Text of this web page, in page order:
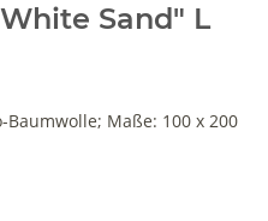
Sand" L
Baumwolle; Maße: 100 x 200